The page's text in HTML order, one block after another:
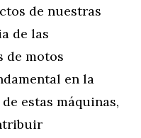
de nuestras
de las
de motos
en la
estas máquinas,